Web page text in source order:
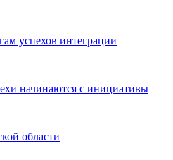
успехов интеграции
начинаются с инициативы
области